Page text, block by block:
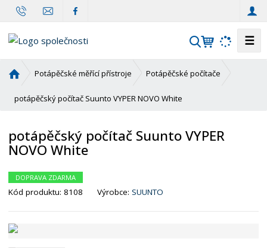
V
h
a
t
☰
o
í
s
r
a
Potápěčské měřící přístroje Potápěčské počítače
potápěčský počítač Suunto VYPER NOVO White
potápěčský počítač Suunto VYPER
NOVO White
DOPRAVA ZDARMA
Kód produktu:8108 Výrobce:SUUNTO